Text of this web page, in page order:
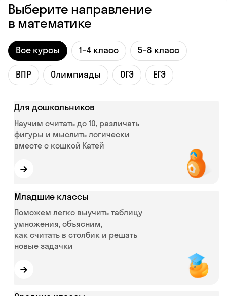
Выберите направление
в математике
Все курсы 1–4 класс 5–8 класс
ВПР Олимпиады ОГЭ ЕГЭ
Для дошкольников
Научим считать до 10, различать
фигуры и мыслить логически
вместе с кошкой Катей
→
Младшие классы
Поможем легко выучить таблицу
умножения, объясним,
как считать в столбик и решать
новые задачки
→